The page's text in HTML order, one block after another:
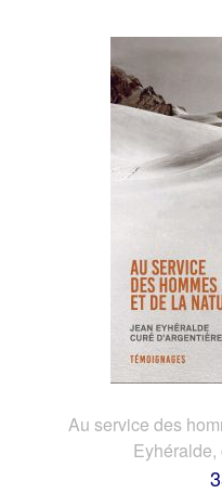
Au service des